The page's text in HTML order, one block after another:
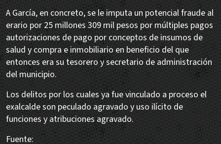
A García, en concreto, se le imputa un potencial fraude al
erario por 25 millones 309 mil pesos por múltiples pagos
autorizaciones de pago por conceptos de insumos de
salud y compra e inmobiliario en beneficio del que
entonces era su tesorero y secretario de administración
del municipio.
Los delitos por los cuales ya fue vinculado a proceso el
exalcalde son peculado agravado y uso ilícito de
funciones y atribuciones agravado.
Fuente: